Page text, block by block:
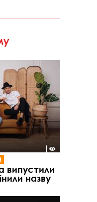
випустили
назву